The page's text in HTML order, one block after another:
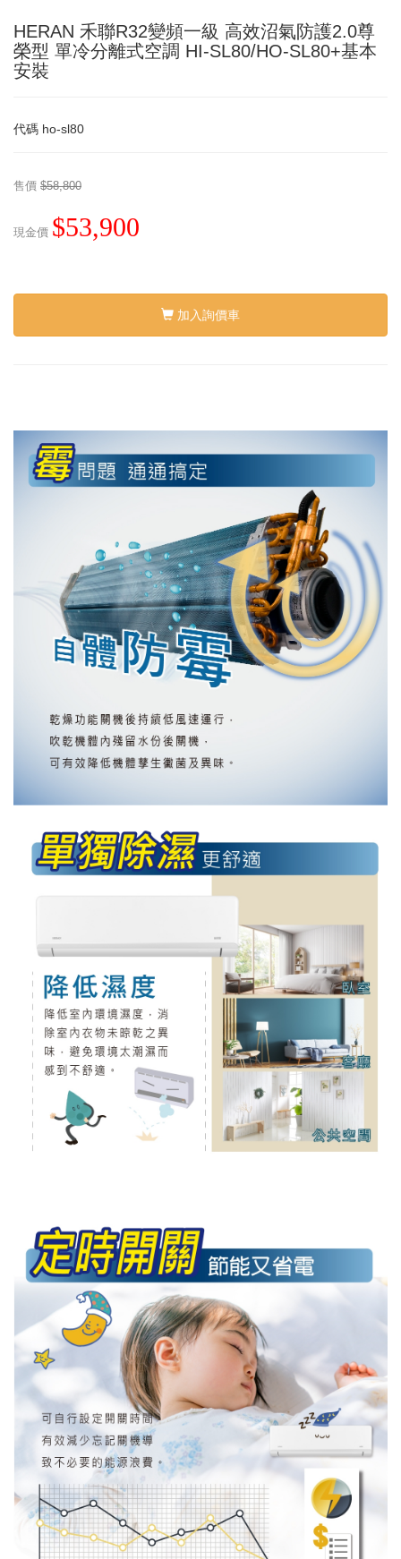
HERAN 禾聯R32變頻一級 高效沼氣防護2.0尊
榮型 單冷分離式空調 HI-SL80/HO-SL80+基本
安裝
代碼 ho-sl80
售價 $58,800
現金價 $53,900
加入詢價車